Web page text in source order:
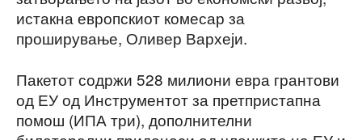
истакна европскиот комесар за
проширување, Оливер Вархеји.
Пакетот содржи 528 милиони евра грантови
од ЕУ од Инструментот за претпристапна
помош (ИПА три), дополнителни